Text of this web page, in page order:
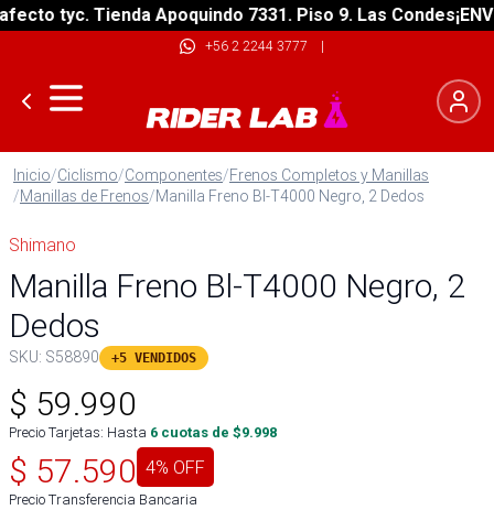
tyc. Tienda Apoquindo 7331. Piso 9. Las Condes
+56 2 2244 3777 |
Inicio/Ciclismo/Componentes/Frenos Completos y Manillas
/Manillas de Frenos/Manilla Freno Bl-T4000 Negro, 2 Dedos
Shimano
Manilla Freno Bl-T4000 Negro, 2
Dedos
SKU: S58890 +5 VENDIDOS
$ 59.990
Precio Tarjetas: Hasta 6 cuotas de $9.998
$ 57.590 4% OFF
Precio Transferencia Bancaria